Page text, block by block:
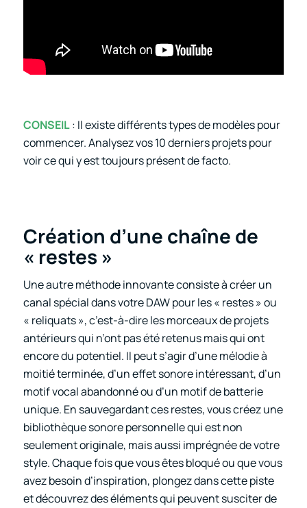
CONSEIL: Il existe différents types de modèles pour
commencer. Analysez vos 10 derniers projets pour
voir ce qui y est toujours présent de facto.
Création d’une chaîne de
« restes »
Une autre méthode innovante consiste à créer un
canal spécial dans votre DAW pour les « restes » ou
« reliquats », c’est-à-dire les morceaux de projets
antérieurs qui n’ont pas été retenus mais qui ont
encore du potentiel. Il peut s’agir d’une mélodie à
moitié terminée, d’un effet sonore intéressant, d’un
motif vocal abandonné ou d’un motif de batterie
unique. En sauvegardant ces restes, vous créez une
bibliothèque sonore personnelle qui est non
seulement originale, mais aussi imprégnée de votre
style. Chaque fois que vous êtes bloqué ou que vous
avez besoin d’inspiration, plongez dans cette piste
et découvrez des éléments qui peuvent susciter de